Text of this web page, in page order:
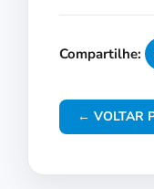
Compartilhe:
← VOLTAR